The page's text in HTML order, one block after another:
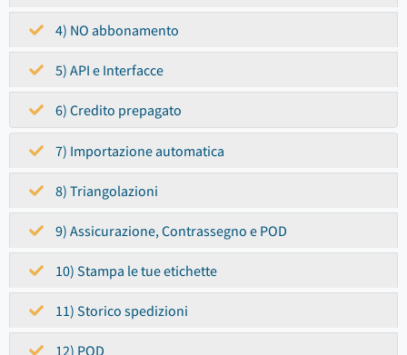
4) NO abbonamento
5) API e Interfacce
6) Credito prepagato
7) Importazione automatica
8) Triangolazioni
9) Assicurazione, Contrassegno e POD
10) Stampa le tue etichette
11) Storico spedizioni
12) POD